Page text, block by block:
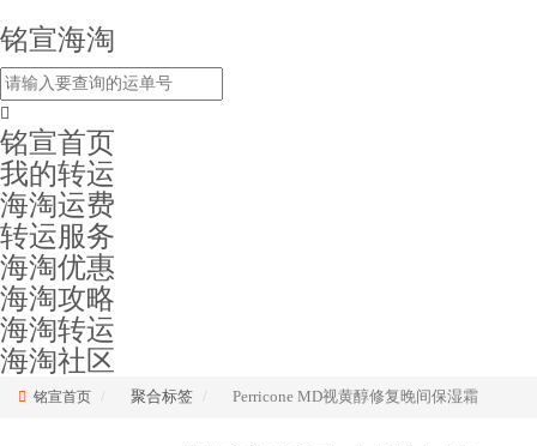
铭宣海淘
铭宣首页
我的转运
海淘运费
转运服务
海淘优惠
海淘攻略
海淘转运
海淘社区
铭宣首页 聚合标签 Perricone MD视黄醇修复晚间保湿霜